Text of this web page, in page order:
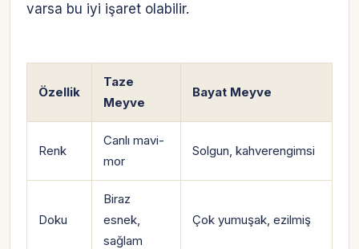
varsa bu iyi işaret olabilir.
Özellik
Taze
Meyve
Bayat Meyve
Renk
Canlı mavi-
mor
Solgun, kahverengimsi
Doku
Biraz
esnek,
sağlam
Çok yumuşak, ezilmiş